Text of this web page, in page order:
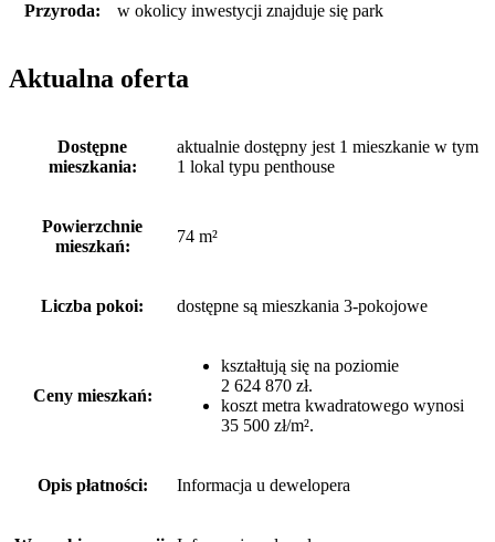
Przyroda: w okolicy inwestycji znajduje się park
Aktualna oferta
Dostępne
mieszkania:
aktualnie dostępny jest 1 mieszkanie w tym
1 lokal typu penthouse
Powierzchnie
mieszkań:
74 m²
Liczba pokoi: dostępne są mieszkania 3-pokojowe
Ceny mieszkań:
kształtują się na poziomie
2 624 870 zł.
koszt metra kwadratowego wynosi
35 500 zł/m².
Opis płatności: Informacja u dewelopera